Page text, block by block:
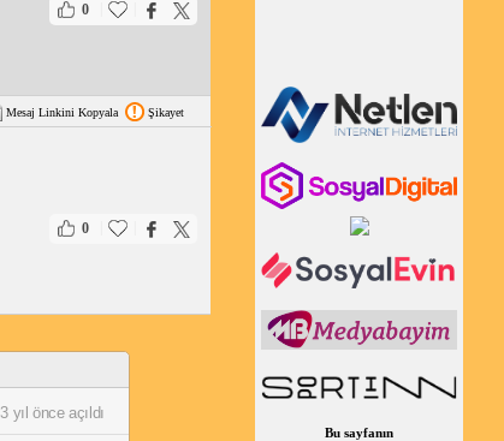
0
Mesaj Linkini Kopyala Şikayet
0
3 yıl önce açıldı
Bu sayfanın